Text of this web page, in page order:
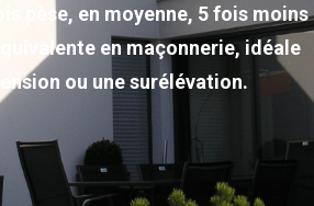
pèse, en moyenne, 5 fois moins
en maçonnerie, idéale
ou une surélévation.